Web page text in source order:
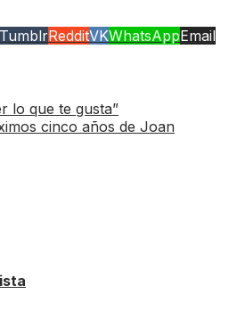
TumblrRedditVKWhatsAppEmail
lo que te gusta”
cinco años de Joan